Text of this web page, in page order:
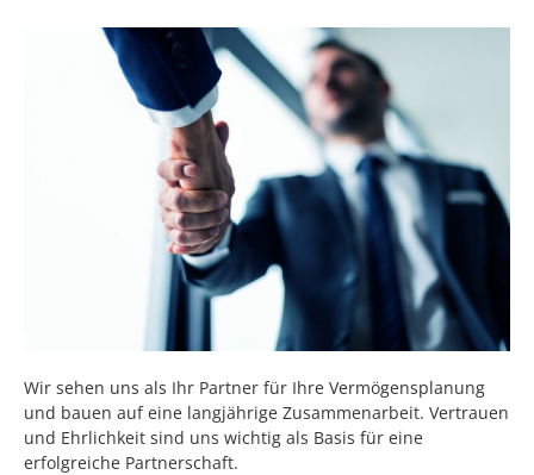
Wir sehen uns als Ihr Partner für Ihre Vermögensplanung
und bauen auf eine langjährige Zusammenarbeit. Vertrauen
und Ehrlichkeit sind uns wichtig als Basis für eine
erfolgreiche Partnerschaft.